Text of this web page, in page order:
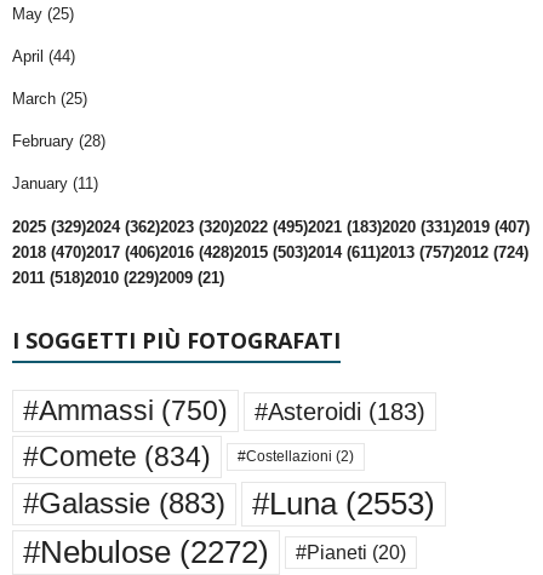
May (25)
April (44)
March (25)
February (28)
January (11)
2025 (329)2024 (362)2023 (320)2022 (495)2021 (183)2020 (331)2019 (407)
2018 (470)2017 (406)2016 (428)2015 (503)2014 (611)2013 (757)2012 (724)
2011 (518)2010 (229)2009 (21)
I SOGGETTI PIÙ FOTOGRAFATI
#Ammassi (750) #Asteroidi (183)
#Comete (834) #Costellazioni (2)
#Galassie (883) #Luna(2553)
#Nebulose (2272) #Pianeti (20)